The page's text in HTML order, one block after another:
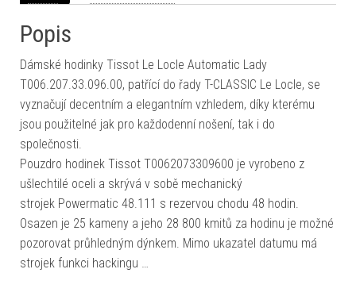
Popis
Dámské hodinky Tissot Le Locle Automatic Lady
T006.207.33.096.00, patřící do řady T-CLASSIC Le Locle, se
vyznačují decentním a elegantním vzhledem, díky kterému
jsou použitelné jak pro každodenní nošení, tak i do
společnosti.
Pouzdro hodinek Tissot T0062073309600 je vyrobeno z
ušlechtilé oceli a skrývá v sobě mechanický
strojek Powermatic 48.111 s rezervou chodu 48 hodin.
Osazen je 25 kameny a jeho 28 800 kmitů za hodinu je možné
pozorovat průhledným dýnkem. Mimo ukazatel datumu má
strojek funkci hackingu …